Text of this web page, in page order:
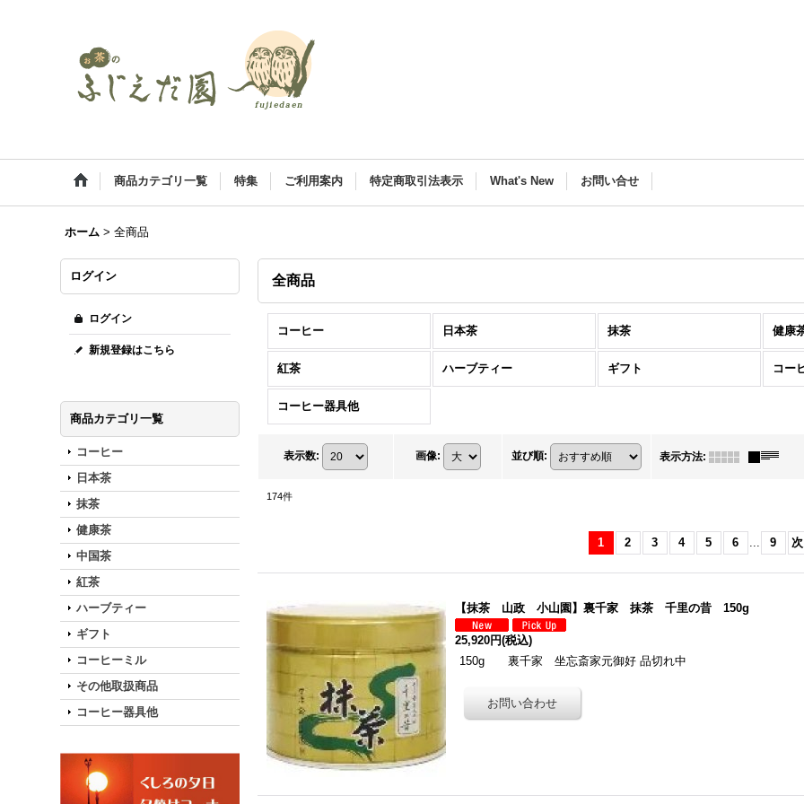
商品カテゴリ一覧 特集 ご利用案内 特定商取引法表示 What's New お問い合せ
ホーム > 全商品
ログイン
ログイン
新規登録はこちら
商品カテゴリ一覧
コーヒー
日本茶
抹茶
健康茶
中国茶
紅茶
ハーブティー
ギフト
コーヒーミル
その他取扱商品
コーヒー器具他
全商品
コーヒー 日本茶 抹茶 健康
紅茶 ハーブティー ギフト コー
コーヒー器具他
表示数: 画像: 並び順: 表示方法:
174件
1 2 3 4 5 6 ... 9 次
【抹茶 山政 小山園】裏千家 抹茶 千里の昔 150g
25,920円(税込)
150g 裏千家 坐忘斎家元御好 品切れ中